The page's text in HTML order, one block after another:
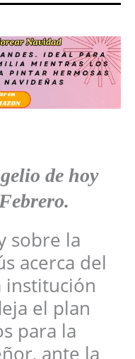
de hoy
.
sobre la
acerca del
institución
el plan
para la
ante la